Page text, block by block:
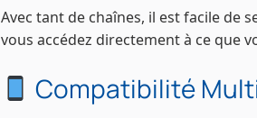
Avec tant de chaînes, il est facile de
vous accédez directement à ce que
Compatibilité